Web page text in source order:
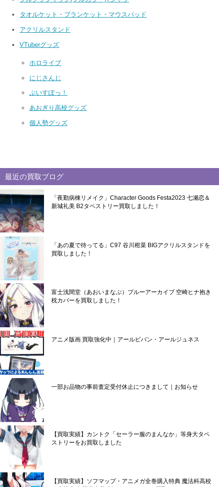
タオルケット・ブランケット・マウスパッド
アクリルスタンド
VTuberグッズ
ホロライブ
にじさんじ
ぶいすぽっ！
あおぎり高校グッズ
個人勢グッズ
最近の買取ブログ
「夜勤病棟リメイク」Character Goods Festa2023 七瀬恋＆
新城礼美 B2タペストリー買取しました！
「あの夏で待ってる」C97 谷川柑菜 BIGアクリルスタンドを
買取しました！
富士浅間堂（あおいまなぶ）ブルーアーカイブ 空崎ヒナ抱き
枕カバーを買取しました！
アニメ版画 買取強化中｜アールビバン・アールジュネス
一部お品物の事前査定受付休止につきまして｜お知らせ
【買取実績】カントク「セーラー服のまんなか」等身大タペ
ストリーをお買取しました
【買取実績】ソフマップ・アニメガ全巻購入特典 魔法科高校